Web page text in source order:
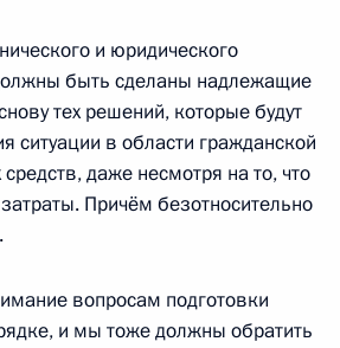
данных
и юридического
быть сделаны надлежащие
тех решений, которые будут
ситуации в области гражданской
даже несмотря на то, что
Причём безотносительно
вопросам подготовки
и мы тоже должны обратить